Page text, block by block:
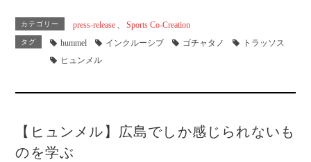
bo
ok
カテゴリー press-release 、 Sports Co-Creation
タグ hummel インクルーシブ ゴチャタノ
トラッソス
ヒュンメル
【ヒュンメル】広島でしか感じられないも
のを学ぶ